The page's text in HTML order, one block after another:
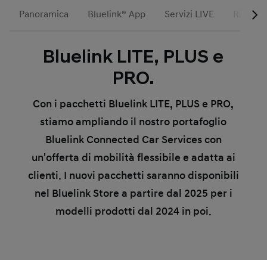
Panoramica Bluelink® App Servizi LIVE
Bluelink LITE, PLUS e
PRO.
Con i pacchetti Bluelink LITE, PLUS e PRO,
stiamo ampliando il nostro portafoglio
Bluelink Connected Car Services con
un'offerta di mobilità flessibile e adatta ai
clienti. I nuovi pacchetti saranno disponibili
nel Bluelink Store a partire dal 2025 per i
modelli prodotti dal 2024 in poi.